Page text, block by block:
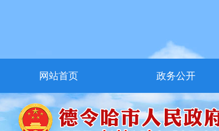
网站首页 政务公开
走进德令哈 友情链接